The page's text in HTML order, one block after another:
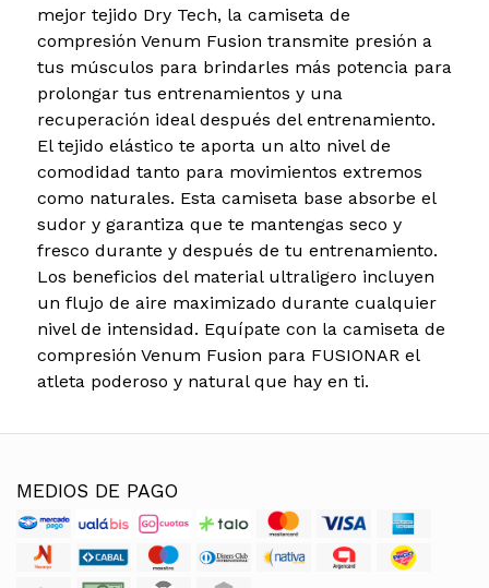
mejor tejido Dry Tech, la camiseta de
compresión Venum Fusion transmite presión a
tus músculos para brindarles más potencia para
prolongar tus entrenamientos y una
recuperación ideal después del entrenamiento.
El tejido elástico te aporta un alto nivel de
comodidad tanto para movimientos extremos
como naturales. Esta camiseta base absorbe el
sudor y garantiza que te mantengas seco y
fresco durante y después de tu entrenamiento.
Los beneficios del material ultraligero incluyen
un flujo de aire maximizado durante cualquier
nivel de intensidad. Equípate con la camiseta de
compresión Venum Fusion para FUSIONAR el
atleta poderoso y natural que hay en ti.
MEDIOS DE PAGO